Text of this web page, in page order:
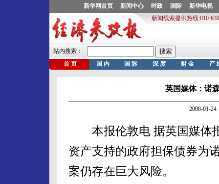
英国媒体：诺
2008-01-
本报伦敦电 据英国媒体
资产支持的政府担保债券为
案仍存在巨大风险。